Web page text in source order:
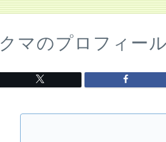
クマのプロフィール